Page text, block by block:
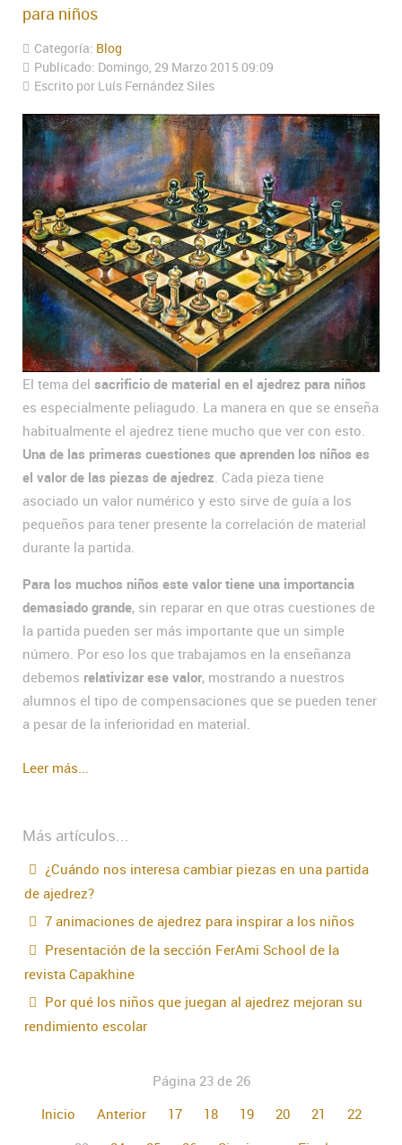
para niños
Categoría: Blog
Publicado: Domingo, 29 Marzo 2015 09:09
Escrito por Luís Fernández Siles
El tema del sacrificio de material en el ajedrez para niños
es especialmente peliagudo. La manera en que se enseña
habitualmente el ajedrez tiene mucho que ver con esto.
Una de las primeras cuestiones que aprenden los niños es
el valor de las piezas de ajedrez. Cada pieza tiene
asociado un valor numérico y esto sirve de guía a los
pequeños para tener presente la correlación de material
durante la partida.
Para los muchos niños este valor tiene una importancia
demasiado grande, sin reparar en que otras cuestiones de
la partida pueden ser más importante que un simple
número. Por eso los que trabajamos en la enseñanza
debemos relativizar ese valor, mostrando a nuestros
alumnos el tipo de compensaciones que se pueden tener
a pesar de la inferioridad en material.
Leer más...
Más artículos...
¿Cuándo nos interesa cambiar piezas en una partida
de ajedrez?
7 animaciones de ajedrez para inspirar a los niños
Presentación de la sección FerAmi School de la
revista Capakhine
Por qué los niños que juegan al ajedrez mejoran su
rendimiento escolar
Página 23 de 26
Inicio
Anterior 17 18 19 20 21
22